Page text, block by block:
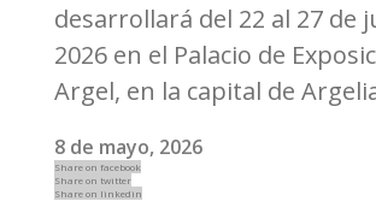
desarrollará del 22 al 27 de
2026 en el Palacio de
Argel, en la capital de
8 de mayo, 2026
Share on facebook
Share on twitter
Share on linkedin